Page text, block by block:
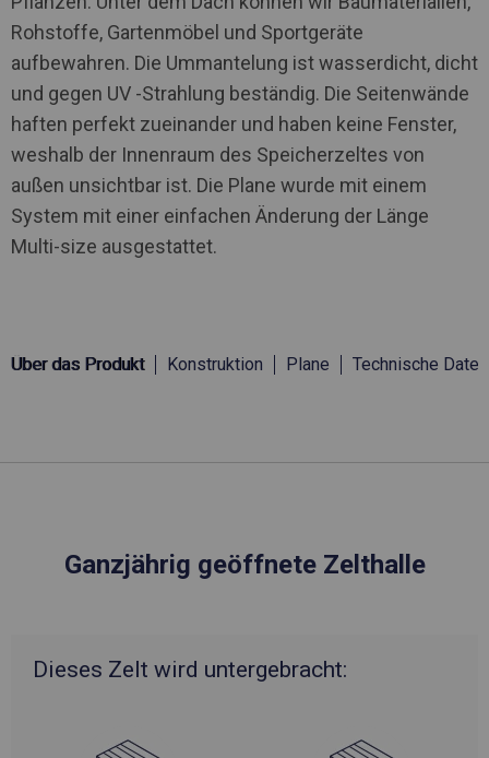
Rohstoffe, Gartenmöbel und Sportgeräte
aufbewahren. Die Ummantelung ist wasserdicht, dicht
und gegen UV -Strahlung beständig. Die Seitenwände
haften perfekt zueinander und haben keine Fenster,
weshalb der Innenraum des Speicherzeltes von
außen unsichtbar ist. Die Plane wurde mit einem
System mit einer einfachen Änderung der Länge
Multi-size ausgestattet.
Über das Produkt Konstruktion Plane Technische Daten
Ganzjährig geöffnete Zelthalle
Dieses Zelt wird untergebracht: